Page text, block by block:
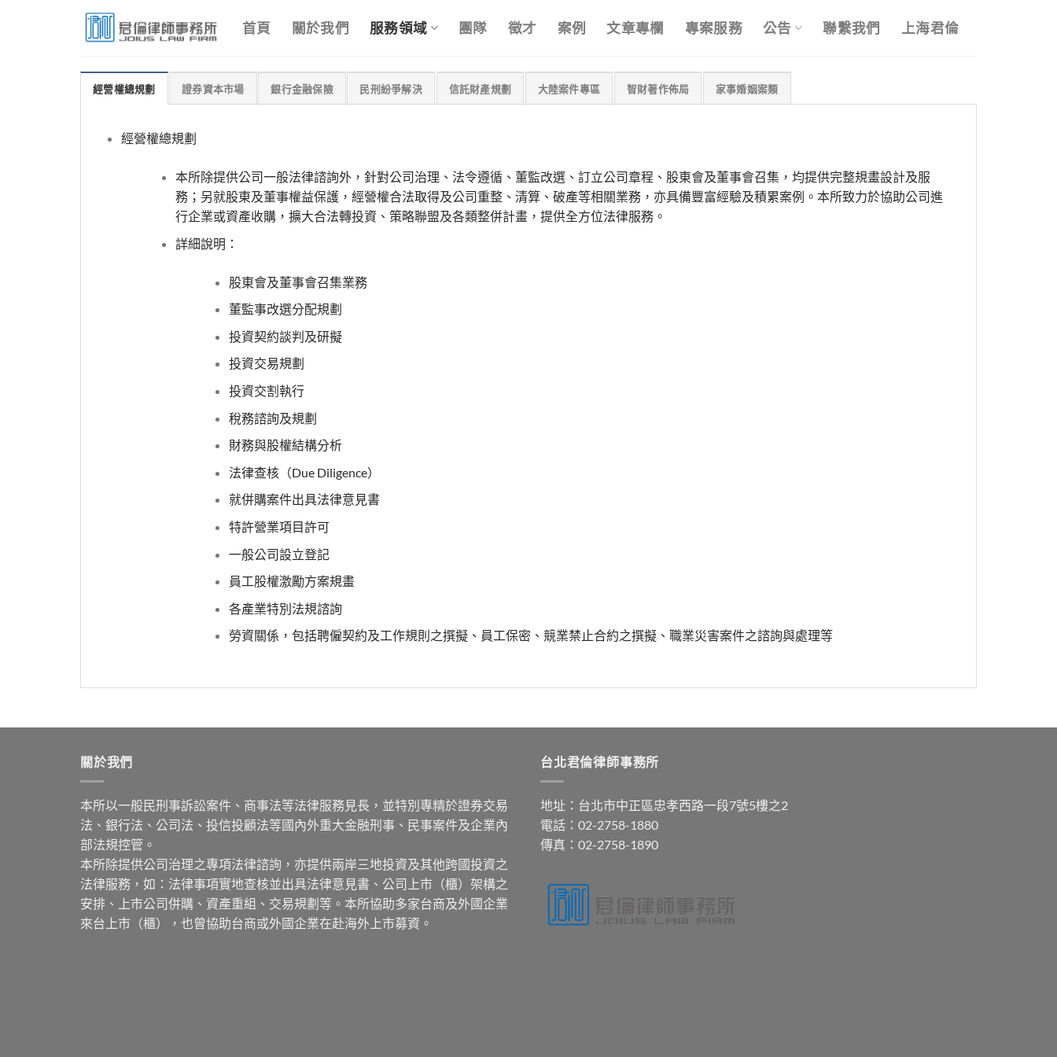
首頁 關於我們 服務領域 團隊 徵才 案例 文章專欄 專案服務 公告 聯繫我們 上海君倫
經營權總規劃 證券資本市場 銀行金融保險 民刑紛爭解決 信託財產規劃 大陸案件專區 智財著作佈局 家事婚姻案類
經營權總規劃
本所除提供公司一般法律諮詢外，針對公司治理、法令遵循、董監改選、訂立公司章程、股東會及董事會召集，均提供完整規畫設計及服
務；另就股東及董事權益保護，經營權合法取得及公司重整、清算、破產等相關業務，亦具備豐富經驗及積累案例。本所致力於協助公司進
行企業或資產收購，擴大合法轉投資、策略聯盟及各類整併計畫，提供全方位法律服務。
詳細說明：
股東會及董事會召集業務
董監事改選分配規劃
投資契約談判及研擬
投資交易規劃
投資交割執行
稅務諮詢及規劃
財務與股權結構分析
法律查核（Due Diligence）
就併購案件出具法律意見書
特許營業項目許可
一般公司設立登記
員工股權激勵方案規畫
各產業特別法規諮詢
勞資關係，包括聘僱契約及工作規則之撰擬、員工保密、競業禁止合約之撰擬、職業災害案件之諮詢與處理等
關於我們
本所以一般民刑事訴訟案件、商事法等法律服務見長，並特別專精於證券交易
法、銀行法、公司法、投信投顧法等國內外重大金融刑事、民事案件及企業內
部法規控管。
本所除提供公司治理之專項法律諮詢，亦提供兩岸三地投資及其他跨國投資之
法律服務，如：法律事項實地查核並出具法律意見書、公司上市（櫃）架構之
安排、上市公司併購、資產重組、交易規劃等。本所協助多家台商及外國企業
來台上市（櫃），也曾協助台商或外國企業在赴海外上市募資。
台北君倫律師事務所
地址：台北市中正區忠孝西路一段7號5樓之2
電話：02-2758-1880
傳真：02-2758-1890